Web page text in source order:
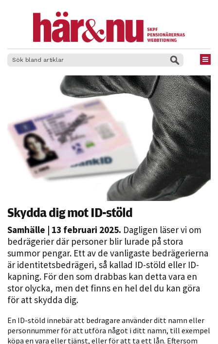
Skydda dig mot ID-stöld
Samhälle | 13 februari 2025. Dagligen läser vi om
bedrägerier där personer blir lurade på stora
summor pengar. Ett av de vanligaste bedrägerierna
är identitetsbedrägeri, så kallad ID-stöld eller ID-
kapning. För den som drabbas kan detta vara en
stor olycka, men det finns en hel del du kan göra
för att skydda dig.
En ID-stöld innebär att bedragare använder ditt namn eller
personnummer för att utföra något i ditt namn, till exempel
köpa en vara eller tjänst, eller för att ta ett lån. ­Eftersom
Nödvändiga
Dessa kakor
går inte att